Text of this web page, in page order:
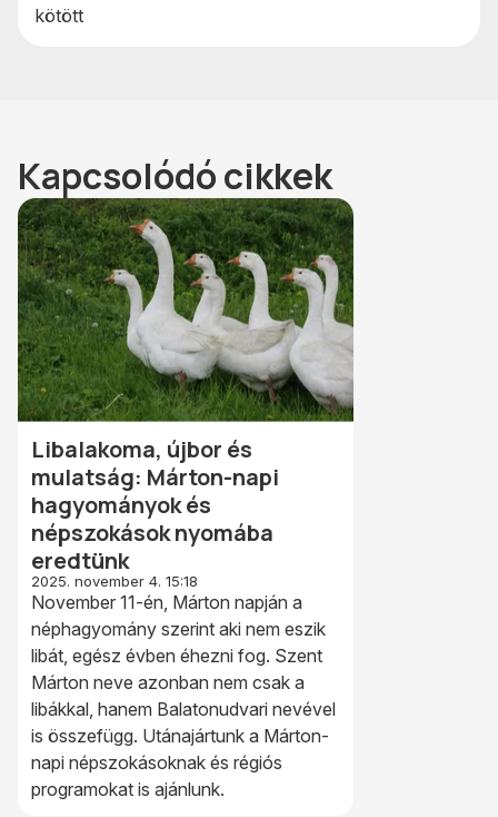
kötött
Kapcsolódó cikkek
Libalakoma, újbor és
mulatság: Márton-napi
hagyományok és
népszokások nyomába
eredtünk
2025. november 4. 15:18
November 11-én, Márton napján a
néphagyomány szerint aki nem eszik
libát, egész évben éhezni fog. Szent
Márton neve azonban nem csak a
libákkal, hanem Balatonudvari nevével
is összefügg. Utánajártunk a Márton-
napi népszokásoknak és régiós
programokat is ajánlunk.